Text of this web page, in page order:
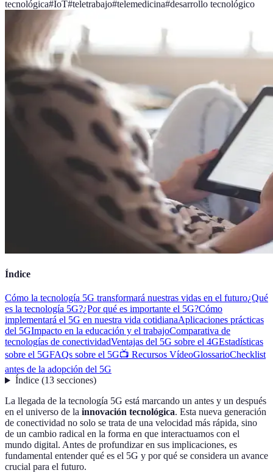
tecnológica#IoT#teletrabajo#telemedicina#desarrollo tecnológico
Índice
Cómo la tecnología 5G transformará nuestras vidas en el futuro¿Qué
es la tecnología 5G?¿Por qué es importante el 5G?Cómo
implementará el 5G en nuestra vida cotidianaAplicaciones prácticas
del 5GImpacto en la educación y el trabajoComparativa de
tecnologías de conectividadVentajas del 5G sobre el 4GEstadísticas
sobre el 5GFAQs sobre el 5G📺 Recursos VídeoGlossarioChecklist
antes de la adopción del 5G
Índice(13 secciones)
La llegada de la tecnología 5G está marcando un antes y un después
en el universo de la innovación tecnológica. Esta nueva generación
de conectividad no solo se trata de una velocidad más rápida, sino
de un cambio radical en la forma en que interactuamos con el
mundo digital. Antes de profundizar en sus implicaciones, es
fundamental entender qué es el 5G y por qué se considera un avance
crucial para el futuro.